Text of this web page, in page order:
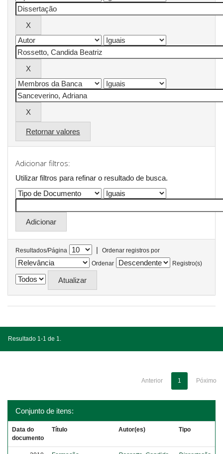
Retornar valores
Adicionar filtros:
Utilizar filtros para refinar o resultado de busca.
Resultados/Página |
Ordenar registros por
Ordenar
Registro(s)
Resultado 1-1 de 1.
Anterior 1 Póximo
Conjunto de itens:
Data do
documento
Título Autor(es) Tipo